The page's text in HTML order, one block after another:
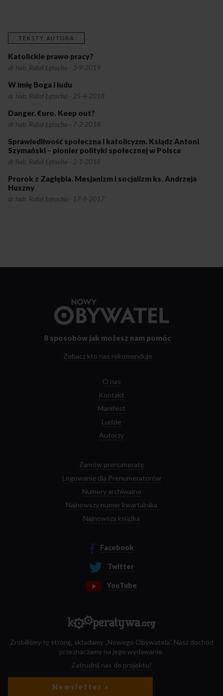
TEKSTY AUTORA
Katolickie prawo pracy?
dr hab. Rafał Łętocha · 3-9-2019
W imię Boga i ludu
dr hab. Rafał Łętocha · 25-4-2018
Danger. €uro. Keep out?
dr hab. Rafał Łętocha · 7-2-2018
Sprawiedliwość społeczna i katolicyzm. Ksiądz Antoni
Szymański – pionier polityki społecznej w Polsce
dr hab. Rafał Łętocha · 2-1-2018
Prorok z Zagłębia. Mesjanizm i socjalizm ks. Andrzeja
Huszny
dr hab. Rafał Łętocha · 17-9-2017
strony
8 sposobów jak możesz nam pomóc
Zobacz kto nas rekomenduje
O nas
Kontakt
Manifest
Ludzie
Autorzy
Zamów prenumeratę
Logowanie dla Prenumeratorów
Numery archiwalne
Najnowszy numer kwartalnika
Najnowsza książka
Facebook
Twitter
YouTube
Zrobiliśmy tę stronę, składamy „Nowego Obywatela”. Nasz dochód
przeznaczamy na jego wydawanie.
Zatrudnij nas do projektu!
Newsletter »